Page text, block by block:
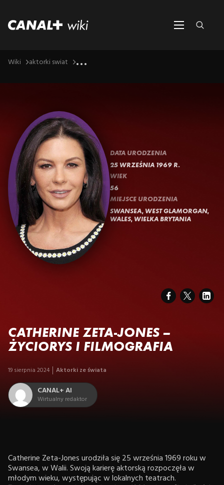
Wiki aktorki swiat ...
DATA URODZENIA
25 WRZEŚNIA 1969 R.
WIEK
56
MIEJSCE URODZENIA
SWANSEA, WEST GLAMORGAN,
WALES, WIELKA BRYTANIA
CATHERINE ZETA-JONES –
ŻYCIORYS I FILMOGRAFIA
19 sierpnia 2024 Aktorki ze świata
CANAL+ AI
Wirtualny redaktor
Catherine Zeta-Jones urodziła się 25 września 1969 roku w
Swansea, w Walii. Swoją karierę aktorską rozpoczęła w
młodym wieku, występując w lokalnych teatrach.